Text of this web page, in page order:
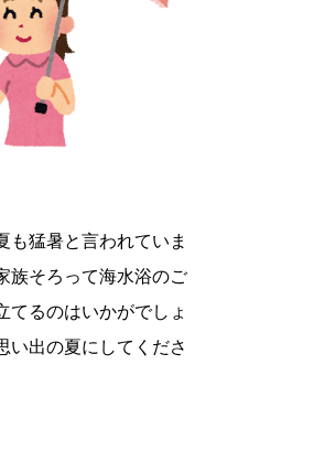
も猛暑と言われていま
族そろって海水浴のご
てるのはいかがでしょ
い出の夏にしてくださ